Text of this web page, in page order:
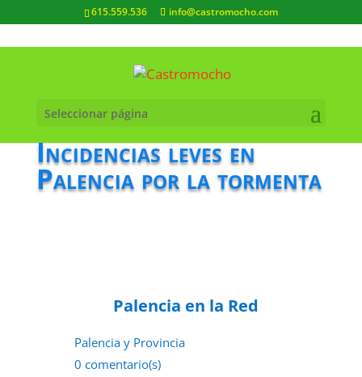
615.559.536 info@castromocho.com
Seleccionar página
Incidencias leves en
Palencia por la tormenta
Palencia en la Red
Palencia y Provincia
0 comentario(s)